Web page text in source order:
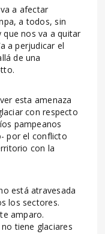
a afectar
a todos, sin
que nos va a quitar
a perjudicar el
de una
esta amenaza
con respecto
pampeanos
por el conflicto
con la
está atravesada
los sectores.
amparo.
tiene glaciares